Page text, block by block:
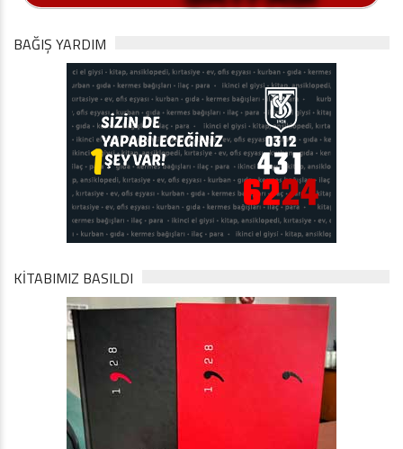
BAĞIŞ YARDIM
KİTABIMIZ BASILDI